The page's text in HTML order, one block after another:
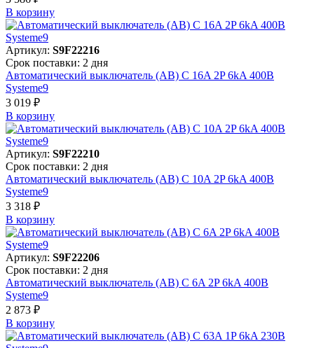
В корзинy
Артикул: S9F22216
Срок поставки: 2 дня
Автоматический выключатель (АВ) C 16A 2P 6kA 400В
Systeme9
3 019 ₽
В корзинy
Артикул: S9F22210
Срок поставки: 2 дня
Автоматический выключатель (АВ) C 10A 2P 6kA 400В
Systeme9
3 318 ₽
В корзинy
Артикул: S9F22206
Срок поставки: 2 дня
Автоматический выключатель (АВ) C 6A 2P 6kA 400В
Systeme9
2 873 ₽
В корзинy